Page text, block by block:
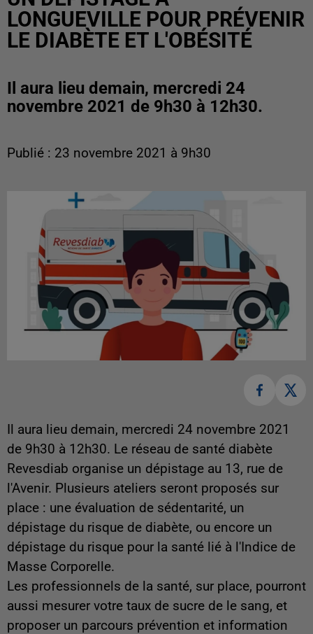
LONGUEVILLE POUR PRÉVENIR
LE DIABÈTE ET L'OBÉSITÉ
Il aura lieu demain, mercredi 24
novembre 2021 de 9h30 à 12h30.
Publié : 23 novembre 2021 à 9h30
Il aura lieu demain, mercredi 24 novembre 2021
de 9h30 à 12h30. Le réseau de santé diabète
Revesdiab organise un dépistage au 13, rue de
l'Avenir. Plusieurs ateliers seront proposés sur
place : une évaluation de sédentarité, un
dépistage du risque de diabète, ou encore un
dépistage du risque pour la santé lié à l'Indice de
Masse Corporelle.
Les professionnels de la santé, sur place, pourront
aussi mesurer votre taux de sucre de le sang, et
proposer un parcours prévention et information